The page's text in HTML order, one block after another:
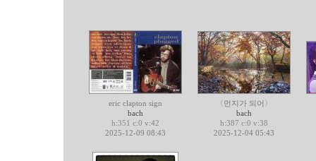
eric clapton sign
bach
h:351 c:0 v:42
2025-12-09 08:43
〈먼지가 되어〉
bach
h:387 c:0 v:38
2025-12-04 05:43